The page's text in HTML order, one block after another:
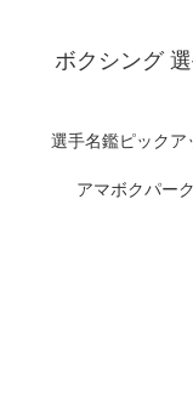
ボクシング
選手名鑑ピックア
アマボクパーク